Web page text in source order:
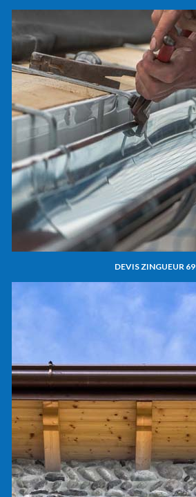
DEVIS ZINGUEUR 69